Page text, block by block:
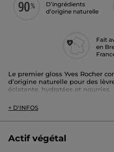
D’ingrédients
d’origine naturelle
Fait
en
Le premier gloss Yves Rocher
d’origine naturelle pour des
éclatante, hydratées et nourries.
Son + :
Enrichi en huile de camélia, sa
En un seul geste, sa texture
+ D'INFOS
Actif végétal